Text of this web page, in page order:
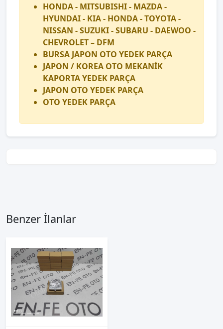
HONDA - MITSUBISHI - MAZDA -
HYUNDAI - KIA - HONDA - TOYOTA -
NISSAN - SUZUKI - SUBARU - DAEWOO -
CHEVROLET – DFM
BURSA JAPON OTO YEDEK PARÇA
JAPON / KOREA OTO MEKANİK
KAPORTA YEDEK PARÇA
JAPON OTO YEDEK PARÇA
OTO YEDEK PARÇA
Benzer İlanlar